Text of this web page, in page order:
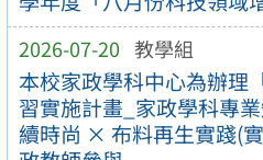
2026-07-20 教學組
本校家政學科中心為辦理
習實施計畫_家政學科專
續時尚 × 布料再生實踐(